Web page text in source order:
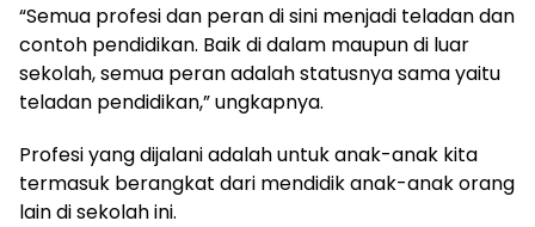
“Semua profesi dan peran di sini menjadi teladan dan
contoh pendidikan. Baik di dalam maupun di luar
sekolah, semua peran adalah statusnya sama yaitu
teladan pendidikan,” ungkapnya.
Profesi yang dijalani adalah untuk anak-anak kita
termasuk berangkat dari mendidik anak-anak orang
lain di sekolah ini.